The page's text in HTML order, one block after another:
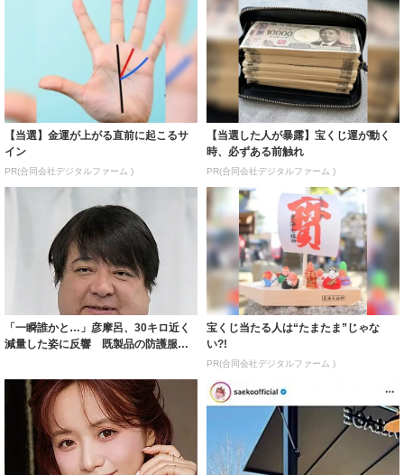
【当選】金運が上がる直前に起こるサ
イン
PR(合同会社デジタルファーム )
【当選した人が暴露】宝くじ運が動く
時、必ずある前触れ
PR(合同会社デジタルファーム )
「一瞬誰かと…」彦摩呂、30キロ近く
減量した姿に反響 既製品の防護服が
宝くじ当たる人は“たまたま”じゃな
い?!
PR(合同会社デジタルファーム )